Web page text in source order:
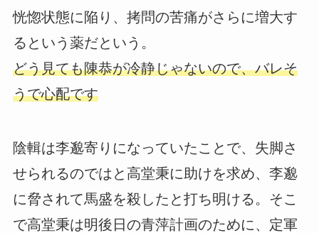
恍惚状態に陥り、拷問の苦痛がさらに増大す
るという薬だという。
どう見ても陳恭が冷静じゃないので、バレそ
うで心配です
陰輯は李邈寄りになっていたことで、失脚さ
せられるのではと高堂秉に助けを求め、李邈
に脅されて馬盛を殺したと打ち明ける。そこ
で高堂秉は明後日の青萍計画のために、定軍